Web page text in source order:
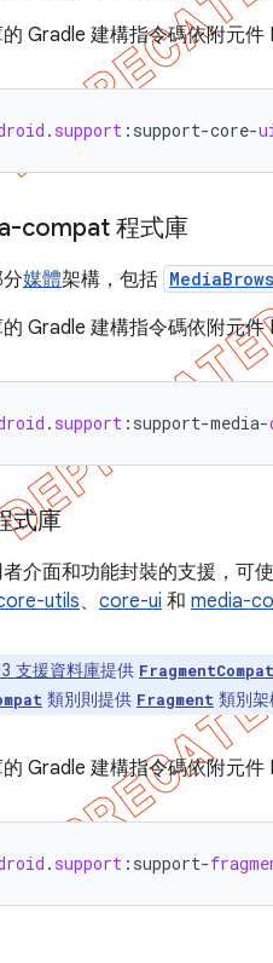
Gradle 建構指令碼依附元件
. support : support-core-
compat 程式庫
媒體架構，包括
Gradle 建構指令碼依附元件
. support : support-media-
式庫
介面和功能封裝的支援，可
utils、 core-ui 和 media-
支援資料庫提供 FragmentCompat
類別則提供 Fragment 類別架
Gradle 建構指令碼依附元件
. support : support-